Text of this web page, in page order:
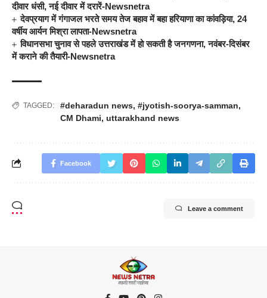
दीवार धंसी, नई दीवार में दरारें-Newsnetra
देवप्रयाग में गंगाजल भरते समय तेज बहाव में बहा हरियाणा का कांवड़िया, 24
वर्षीय आर्यन मिश्रा लापता-Newsnetra
विधानसभा चुनाव से पहले उत्तराखंड में हो सकती है जनगणना, नवंबर-दिसंबर
में कराने की तैयारी-Newsnetra
TAGGED: #deharadun news, #jyotish-soorya-samman,
CM Dhami, uttarakhand news
Facebook
Leave a comment